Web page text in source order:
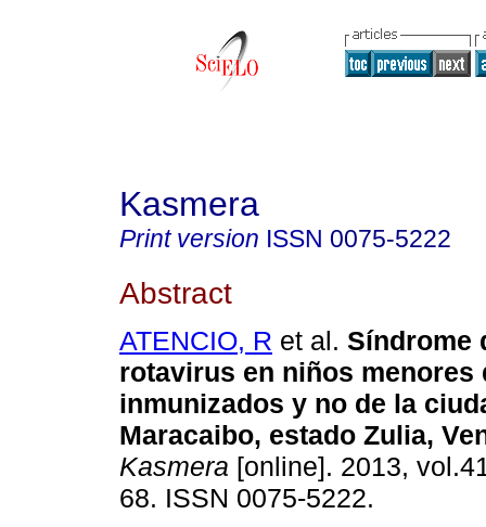
Kasmera
Print version ISSN 0075-5222
Abstract
ATENCIO, R et al. Síndrome
rotavirus en niños menores
inmunizados y no de la
Maracaibo, estado Zulia,
Kasmera [online]. 2013,
68. ISSN 0075-5222.